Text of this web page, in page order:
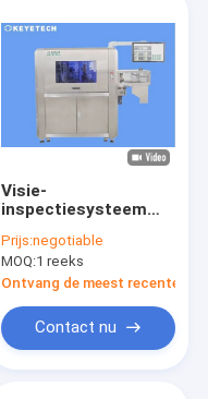
Visie-
inspectiesysteem
ondoorzichtige
plastic flessen
Prijs:negotiable
MOQ:1 reeks
Ontvang de meest recente
Contact nu